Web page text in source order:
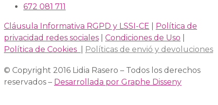
672 081 711
Cláusula Informativa RGPD y LSSI-CE
Política de
privacidad redes sociales
Condiciones de Uso
Política de Cookies
Políticas de envió y devoluciones
© Copyright 2016 Lidia Rasero – Todos los derechos
reservados – Desarrollada por Graphe Disseny